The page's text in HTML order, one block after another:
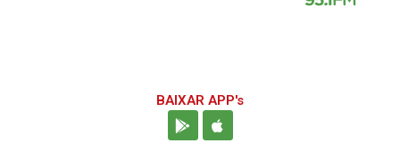
BAIXAR APP's